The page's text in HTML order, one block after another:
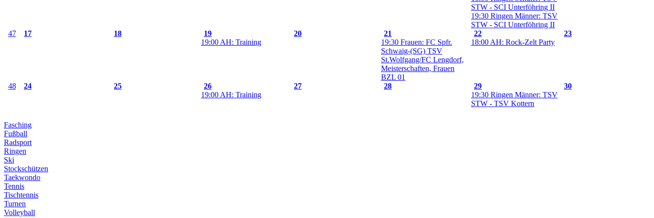
STW - SCI Unterföhring II
19:30 Ringen Männer: TSV
STW - SCI Unterföhring II
47
17 18
19
19:00 AH: Training
20
21
19:30 Frauen: FC Spfr.
Schwaig-(SG) TSV
St.Wolfgang/FC Lengdorf,
Meisterschaften, Frauen
BZL 01
22
18:00 AH: Rock-Zelt Party
23
48 24 25
26
19:00 AH: Training
27 28
29
19:30 Ringen Männer: TSV
STW - TSV Kottern
30
Fasching
Fußball
Radsport
Ringen
Ski
Stockschützen
Taekwondo
Tennis
Tischtennis
Turnen
Volleyball